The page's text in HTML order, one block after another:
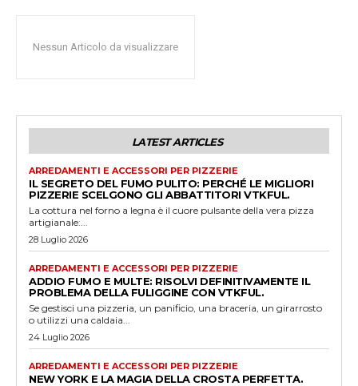
Nessun Articolo da visualizzare
LATEST ARTICLES
ARREDAMENTI E ACCESSORI PER PIZZERIE
IL SEGRETO DEL FUMO PULITO: PERCHÉ LE MIGLIORI
PIZZERIE SCELGONO GLI ABBATTITORI VTKFUL.
La cottura nel forno a legna è il cuore pulsante della vera pizza
artigianale:...
28 Luglio 2026
ARREDAMENTI E ACCESSORI PER PIZZERIE
ADDIO FUMO E MULTE: RISOLVI DEFINITIVAMENTE IL
PROBLEMA DELLA FULIGGINE CON VTKFUL.
Se gestisci una pizzeria, un panificio, una braceria, un girarrosto
o utilizzi una caldaia...
24 Luglio 2026
ARREDAMENTI E ACCESSORI PER PIZZERIE
NEW YORK E LA MAGIA DELLA CROSTA PERFETTA.